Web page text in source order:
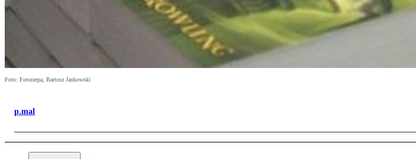
Foto: Fotorzepa, Bartosz Jankowski
p.mal